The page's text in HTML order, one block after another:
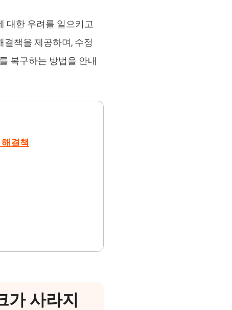
대한 우려를 일으키고
책을 제공하며, 수정
복구하는 방법을 안내
결책
가 사라지